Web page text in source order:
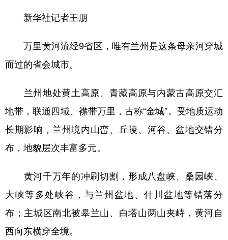
新华社记者王朋
万里黄河流经9省区，唯有兰州是这条母亲河穿城
而过的省会城市。
兰州地处黄土高原、青藏高原与内蒙古高原交汇
地带，联通四域、襟带万里，古称“金城”。受地质运动
长期影响，兰州境内山峦、丘陵、河谷、盆地交错分
布，地貌层次丰富多元。
黄河千万年的冲刷切割，形成八盘峡、桑园峡、
大峡等多处峡谷，与兰州盆地、什川盆地等错落分
布；主城区南北被皋兰山、白塔山两山夹峙，黄河自
西向东横穿全境。